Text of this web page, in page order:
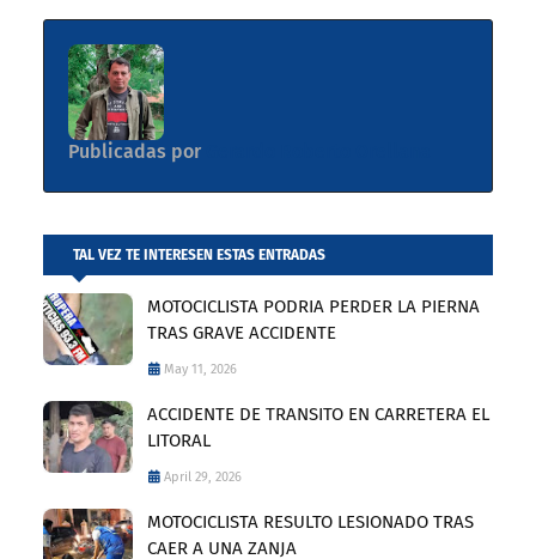
Publicadas porGerardo Roberto Orellana
TAL VEZ TE INTERESEN ESTAS ENTRADAS
MOTOCICLISTA PODRIA PERDER LA PIERNA
TRAS GRAVE ACCIDENTE
May 11, 2026
ACCIDENTE DE TRANSITO EN CARRETERA EL
LITORAL
April 29, 2026
MOTOCICLISTA RESULTO LESIONADO TRAS
CAER A UNA ZANJA